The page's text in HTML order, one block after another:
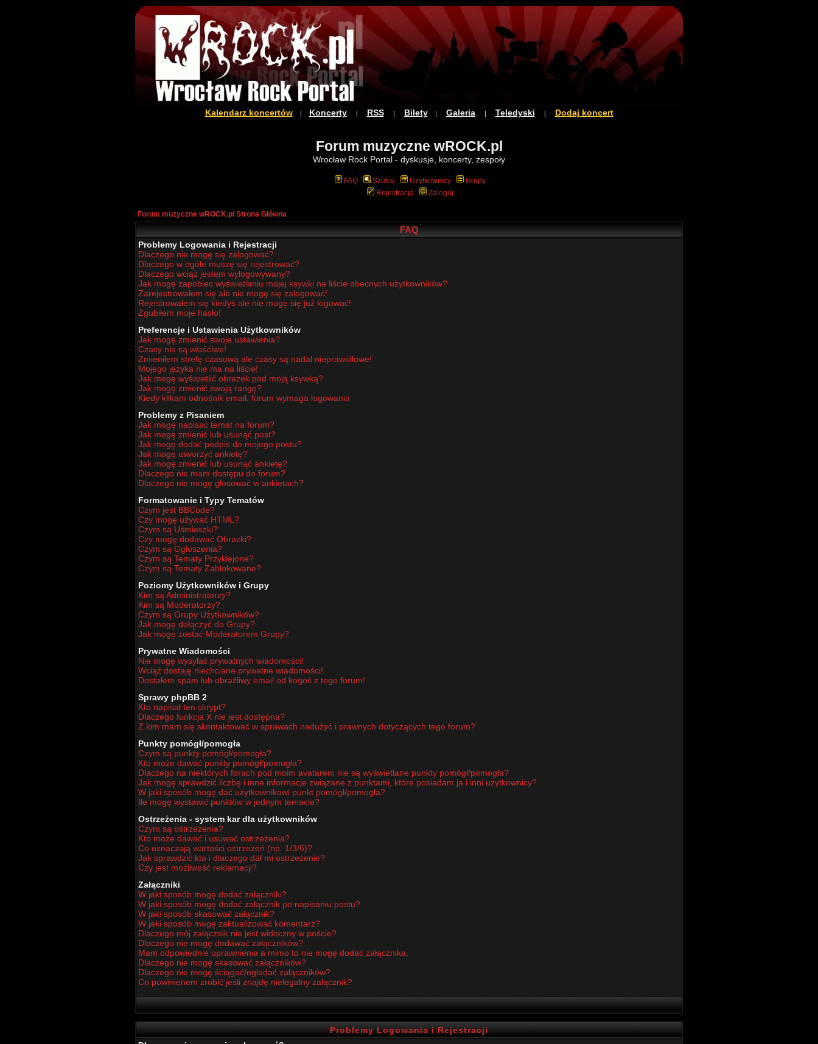
Kalendarz koncertów| Koncerty| RSS| Bilety| Galeria| Teledyski | Dodaj koncert
Forum muzyczne wROCK.pl
Wrocław Rock Portal - dyskusje, koncerty, zespoły
FAQ Szukaj Użytkownicy
Grupy
Rejestracja
Zaloguj
Forum muzyczne wROCK.pl Strona Główna
FAQ
Problemy Logowania i Rejestracji
Dlaczego nie mogę się zalogować?
Dlaczego w ogóle muszę się rejestrować?
Dlaczego wciąż jestem wylogowywany?
Jak mogę zapobiec wyświetlaniu mojej ksywki na liście obecnych użytkowników?
Zarejestrowałem się ale nie mogę się zalogować!
Rejestrowałem się kiedyś ale nie mogę się już logować!
Zgubiłem moje hasło!
Preferencje i Ustawienia Użytkowników
Jak mogę zmienić swoje ustawienia?
Czasy nie są właściwe!
Zmieniłem strefę czasową ale czasy są nadal nieprawidłowe!
Mojego języka nie ma na liście!
Jak mogę wyświetlić obrazek pod moją ksywką?
Jak mogę zmienić swoją rangę?
Kiedy klikam odnośnik email, forum wymaga logowania
Problemy z Pisaniem
Jak mogę napisać temat na forum?
Jak mogę zmienić lub usunąć post?
Jak mogę dodać podpis do mojego postu?
Jak mogę utworzyć ankietę?
Jak mogę zmienić lub usunąć ankietę?
Dlaczego nie mam dostępu do forum?
Dlaczego nie mogę głosować w ankietach?
Formatowanie i Typy Tematów
Czym jest BBCode?
Czy mogę używać HTML?
Czym są Uśmieszki?
Czy mogę dodawać Obrazki?
Czym są Ogłoszenia?
Czym są Tematy Przyklejone?
Czym są Tematy Zablokowane?
Poziomy Użytkowników i Grupy
Kim są Administratorzy?
Kim są Moderatorzy?
Czym są Grupy Użytkowników?
Jak mogę dołączyć do Grupy?
Jak mogę zostać Moderatorem Grupy?
Prywatne Wiadomości
Nie mogę wysyłać prywatnych wiadomości!
Wciąż dostaję niechciane prywatne wiadomości!
Dostałem spam lub obraźliwy email od kogoś z tego forum!
Sprawy phpBB 2
Kto napisał ten skrypt?
Dlaczego funkcja X nie jest dostępna?
Z kim mam się skontaktować w sprawach nadużyć i prawnych dotyczących tego forum?
Punkty pomógł/pomogła
Czym są punkty pomógł/pomogła?
Kto może dawać punkty pomógł/pomogła?
Dlaczego na niektórych forach pod moim avatarem nie są wyświetlane punkty pomógł/pomogła?
Jak mogę sprawdzić liczbę i inne informacje związane z punktami, które posiadam ja i inni użytkownicy?
W jaki sposób mogę dać użytkownikowi punkt pomógł/pomogła?
Ile mogę wystawić punktów w jednym temacie?
Ostrzeżenia - system kar dla użytkowników
Czym są ostrzeżenia?
Kto może dawać i usuwać ostrzeżenia?
Co oznaczają wartości ostrzeżeń (np. 1/3/6)?
Jak sprawdzić kto i dlaczego dał mi ostrzeżenie?
Czy jest możliwość reklamacji?
Załączniki
W jaki sposób mogę dodać załączniki?
W jaki sposób mogę dodać załącznik po napisaniu postu?
W jaki sposób skasować załącznik?
W jaki sposób mogę zaktualizować komentarz?
Dlaczego mój załącznik nie jest widoczny w poście?
Dlaczego nie mogę dodawać załączników?
Mam odpowiednie uprawnienia a mimo to nie mogę dodać załącznika.
Dlaczego nie mogę skasować załączników?
Dlaczego nie mogę ściągać/ogladać załączników?
Co powinienem zrobić jeśli znajdę nielegalny załącznik?
Problemy Logowania i Rejestracji